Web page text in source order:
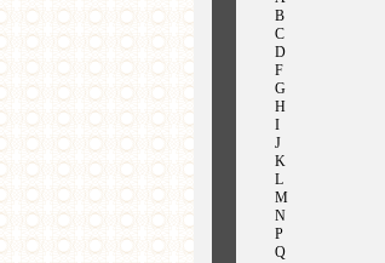
B
C
D
F
G
H
I
J
K
L
M
N
P
Q